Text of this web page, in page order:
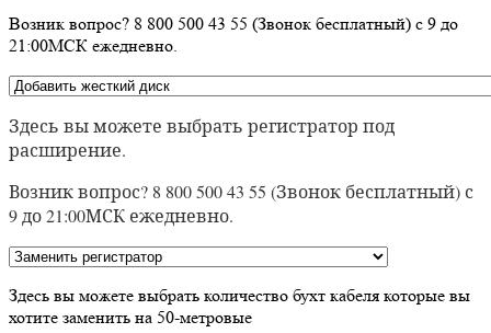
Возник вопрос? 8 800 500 43 55 (Звонок бесплатный) с 9 до
21:00МСК ежедневно.
Здесь вы можете выбрать регистратор под
расширение.
Возник вопрос? 8 800 500 43 55 (Звонок бесплатный) с
9 до 21:00МСК ежедневно.
Здесь вы можете выбрать количество бухт кабеля которые вы
хотите заменить на 50-метровые